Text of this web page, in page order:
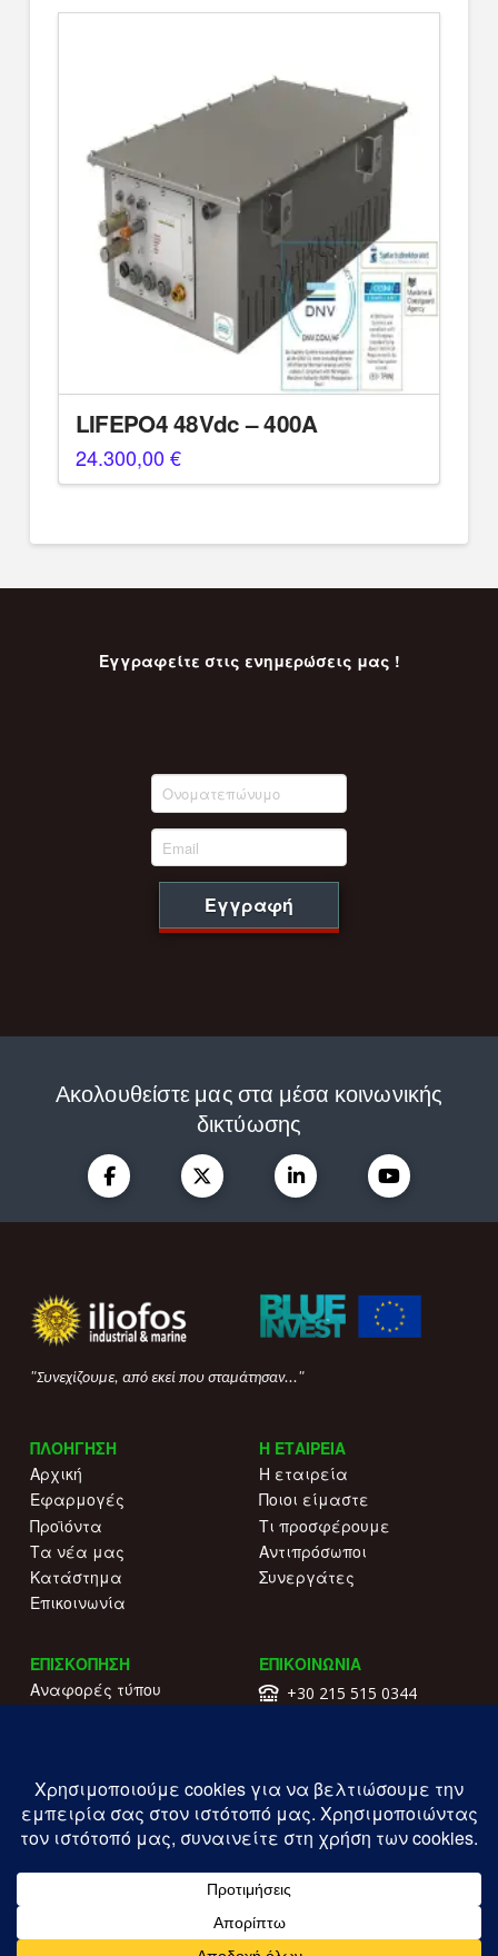
LIFEPO4 48Vdc – 400A
24.300,00€
Εγγραφείτε στις ενημερώσεις μας !
Εγγραφή
Ακολουθείστε μας στα μέσα κοινωνικής
δικτύωσης
"Συνεχίζουμε, από εκεί που σταμάτησαν..."
ΠΛΟΗΓΗΣΗ
Αρχική
Εφαρμογές
Προϊόντα
Τα νέα μας
Κατάστημα
Επικοινωνία
Η ΕΤΑΙΡΕΙΑ
Η εταιρεία
Ποιοι είμαστε
Τι προσφέρουμε
Αντιπρόσωποι
Συνεργάτες
ΕΠΙΣΚΟΠΗΣΗ
Αναφορές τύπου
Πολιτική απορρήτου
ΕΠΙΚΟΙΝΩΝΙΑ
+30 215 515 0344
ΓΕΜΗ: 177203407000
Copyright ILIOFOS IM © 2026